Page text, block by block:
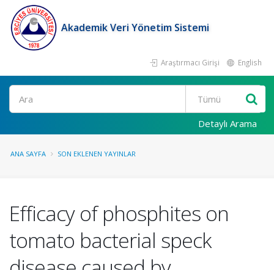
Akademik Veri Yönetim Sistemi
Araştırmacı Girişi English
Ara
Detaylı Arama
ANA SAYFA SON EKLENEN YAYINLAR
Efficacy of phosphites on
tomato bacterial speck